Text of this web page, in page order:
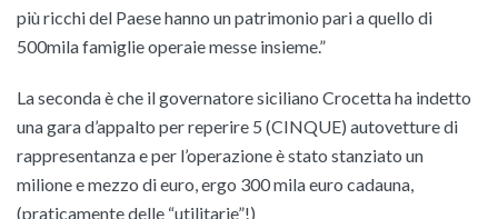
più ricchi del Paese hanno un patrimonio pari a quello di
500mila famiglie operaie messe insieme.”
La seconda è che il governatore siciliano Crocetta ha indetto
una gara d’appalto per reperire 5 (CINQUE) autovetture di
rappresentanza e per l’operazione è stato stanziato un
milione e mezzo di euro, ergo 300 mila euro cadauna,
(praticamente delle “utilitarie”!)